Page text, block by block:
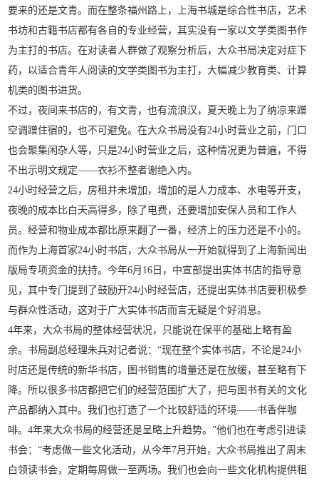
要来的还是文青。而在整条福州路上，上海书城是综合性书店，艺术
书坊和古籍书店都有各自的专业经营，其实没有一家以文学类图书作
为主打的书店。在对读者人群做了观察分析后，大众书局决定对症下
药，以适合青年人阅读的文学类图书为主打，大幅减少教育类、计算
机类的图书进货。
不过，夜间来书店的，有文青，也有流浪汉，夏天晚上为了纳凉来蹭
空调蹭住宿的，也不可避免。在大众书局没有24小时营业之前，门口
也会聚集闲杂人等，只是24小时营业之后，这种情况更为普遍，不得
不出示明文规定——衣衫不整者谢绝入内。
24小时经营之后，房租并未增加，增加的是人力成本、水电等开支，
夜晚的成本比白天高得多，除了电费，还要增加安保人员和工作人
员。经营和物业成本都比原来翻了一番，经济上的压力还是不小的。
而作为上海首家24小时书店，大众书局从一开始就得到了上海新闻出
版局专项资金的扶持。今年6月16日，中宣部提出实体书店的指导意
见，其中专门提到了鼓励开24小时经营店，还提出实体书店要积极参
与群众性活动，这对于广大实体书店而言无疑是个好消息。
4年来，大众书局的整体经营状况，只能说在保平的基础上略有盈
余。书局副总经理朱兵对记者说：“现在整个实体书店，不论是24小
时店还是传统的新华书店，图书销售的增量还是在放缓，甚至略有下
降。所以很多书店都把它们的经营范围扩大了，把与图书有关的文化
产品都纳入其中。我们也打造了一个比较舒适的环境——书香伴咖
啡。4年来大众书局的经营还是呈略上升趋势。”他们也在考虑引进读
书会：“考虑做一些文化活动，从今年7月开始，大众书局推出了周末
白领读书会，定期每周做一至两场。我们也会向一些文化机构提供租